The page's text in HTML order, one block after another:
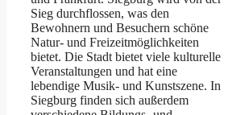
Sieg durchflossen, was den
Bewohnern und Besuchern schöne
Natur- und Freizeitmöglichkeiten
bietet. Die Stadt bietet viele kulturelle
Veranstaltungen und hat eine
lebendige Musik- und Kunstszene. In
Siegburg finden sich außerdem